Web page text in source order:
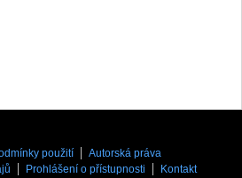
použití
Autorská práva
Prohlášení o přístupnosti
Kontakt